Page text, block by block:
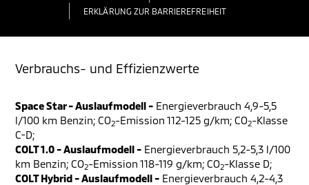
ERKLÄRUNG ZUR BARRIEREFREIHEIT
Verbrauchs- und Effizienzwerte
Space Star - Auslaufmodell - Energieverbrauch 4,9-5,5
l/100 km Benzin; CO2-Emission 112-125 g/km; CO2-Klasse
C-D;
COLT 1.0 - Auslaufmodell - Energieverbrauch 5,2-5,3 l/100
km Benzin; CO2-Emission 118-119 g/km; CO2-Klasse D;
COLT Hybrid - Auslaufmodell - Energieverbrauch 4,2-4,3